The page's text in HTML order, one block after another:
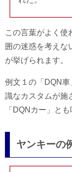
この言葉がよく使
囲の迷惑を考えな
が挙げられます。
例文１の「DQN
識なカスタムが施
「DQNカー」と
ヤンキーの